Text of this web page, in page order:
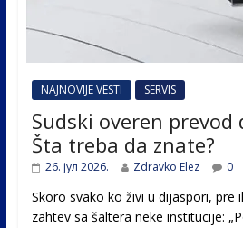
NAJNOVIJE VESTI SERVIS
Sudski overen
Šta treba da znate?
26. јул 2026. Zdravko Elez 0
Skoro svako ko živi u dijaspori, pre
zahtev sa šaltera neke institucije: